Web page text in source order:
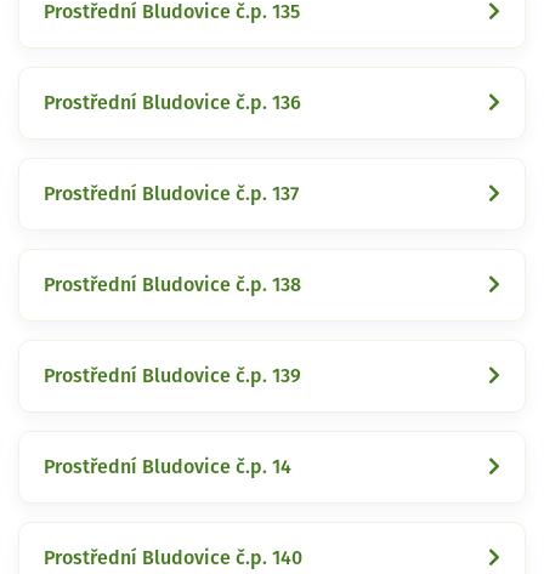
Prostřední Bludovice č.p. 135
Prostřední Bludovice č.p. 136
Prostřední Bludovice č.p. 137
Prostřední Bludovice č.p. 138
Prostřední Bludovice č.p. 139
Prostřední Bludovice č.p. 14
Prostřední Bludovice č.p. 140